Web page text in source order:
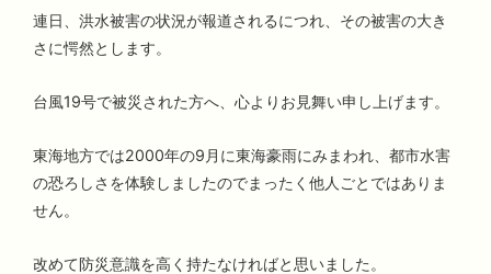
連日、洪水被害の状況が報道されるにつれ、その被害の大き
さに愕然とします。
台風19号で被災された方へ、心よりお見舞い申し上げます。
東海地方では2000年の9月に東海豪雨にみまわれ、都市水害
の恐ろしさを体験しましたのでまったく他人ごとではありま
せん。
改めて防災意識を高く持たなければと思いました。